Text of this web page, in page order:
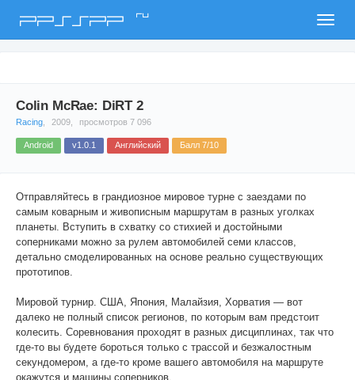
PPSSPP ru
Colin McRae: DiRT 2
Racing 2009, просмотров 7 096
Android v1.0.1 Английский Балл 7/10
Отправляйтесь в грандиозное мировое турне с заездами по
самым коварным и живописным маршрутам в разных уголках
планеты. Вступить в схватку со стихией и достойными
соперниками можно за рулем автомобилей семи классов,
детально смоделированных на основе реально существующих
прототипов.
Мировой турнир. США, Япония, Малайзия, Хорватия — вот
далеко не полный список регионов, по которым вам предстоит
колесить. Соревнования проходят в разных дисциплинах, так что
где-то вы будете бороться только с трассой и безжалостным
секундомером, а где-то кроме вашего автомобиля на маршруте
окажутся и машины соперников.